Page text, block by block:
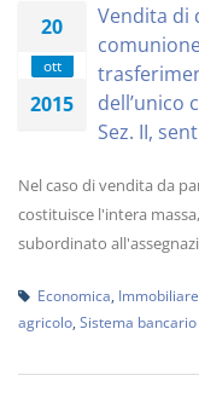
20
ott
2015
Vendita di
dell’unico
Sez. II,
Nel caso di vendita da
costituisce l'intera
subordinato
Economica Immobiliare
agricolo Sistema bancario